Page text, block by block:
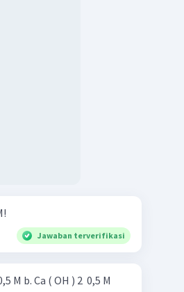
Jawaban terverifikasi
Berapakah pH dari larutan berikut: a. KOH 0,5 M b. Ca ( OH ) 2 ​ 0,5 M